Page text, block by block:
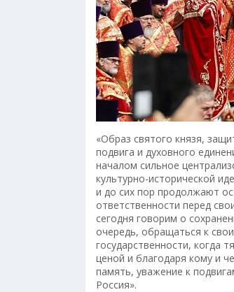
«Образ святого князя,
подвига и духовного
началом сильное
культурно-исторической
и до сих пор продолжают
ответственности перед
сегодня говорим о
очередь, обращаться к
государственности, когда
ценой и благодаря кому и
память, уважение к
Россия».